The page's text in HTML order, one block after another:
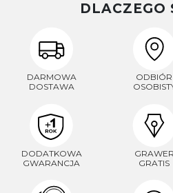
DLACZEGO
DARMOWA
DOSTAWA
ODBIÓR
DODATKOWA
GWARANCJA
GRAWER
GRATIS